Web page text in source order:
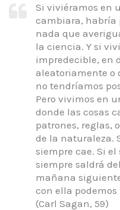
Si viviéramos en
cambiara, habría
nada que
la ciencia. Y si
impredecible, en
aleatoriamente o
no tendríamos
Pero vivimos en
donde las cosas
patrones, reglas,
de la naturaleza.
siempre cae. Si el
siempre saldrá
mañana
con ella
(Carl Sagan, 59)